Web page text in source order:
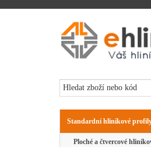
Standardní hliníkové
Ploché a čtvercové